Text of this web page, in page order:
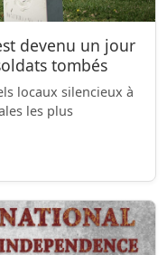
devenu un jour
tombés
locaux silencieux à
les plus